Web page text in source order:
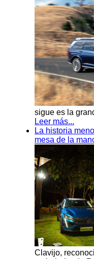
sigue es la
Leer más...
La historia
mesa de la
Clavijo,